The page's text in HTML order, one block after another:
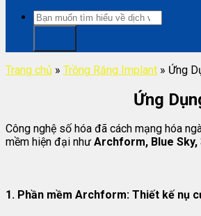
Trang chủ » Trồng Răng Implant » Ứng
Ứng
Công nghệ số hóa đã cách mạng hóa
mềm hiện đại như Archform, Blue Sky,
1. Phần mềm Archform: Thiết kế nụ